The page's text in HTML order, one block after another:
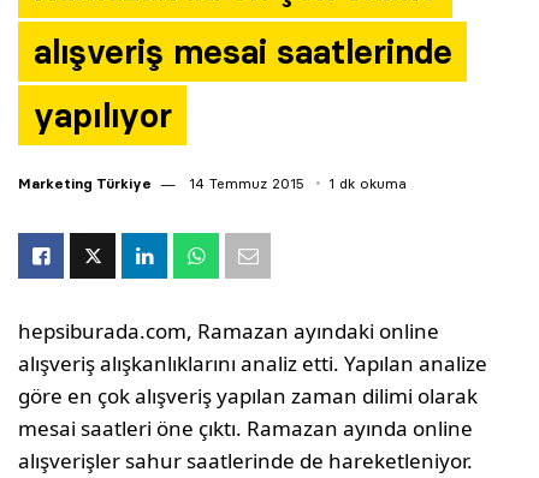
alışveriş mesai saatlerinde
yapılıyor
Marketing Türkiye 14 Temmuz 2015 1 dk okuma
hepsiburada.com, Ramazan ayındaki online
alışveriş alışkanlıklarını analiz etti. Yapılan analize
göre en çok alışveriş yapılan zaman dilimi olarak
mesai saatleri öne çıktı. Ramazan ayında online
alışverişler sahur saatlerinde de hareketleniyor.